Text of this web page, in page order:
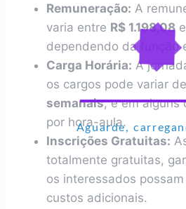
Aguarde,
Remuneração: A
varia entre R$ 1.198,08 e
dependendo da função
Carga Horária: A
os cargos pode variar de
semanais, e em alguns
por hora-aula.
Inscrições Gratuitas:
totalmente gratuitas,
os interessados
custos adicionais.